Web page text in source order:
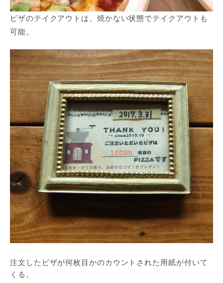
ピザのテイクアウトは、焼かない状態でテイクアウトも
可能。
注文したピザが何枚目かのカウントされた用紙が付いて
くる。